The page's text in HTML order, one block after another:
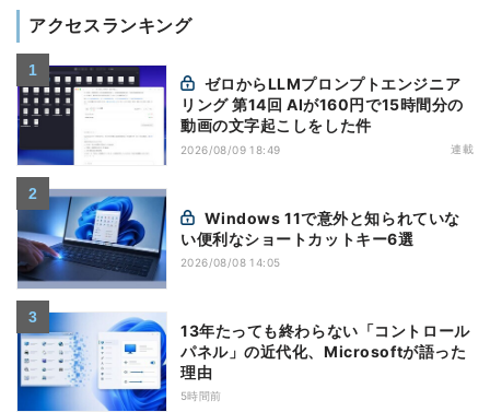
アクセスランキング
リング 第14回 AIが160円で15時間分の
動画の文字起こしをした件
2026/08/09 18:49 連載
い便利なショートカットキー6選
2026/08/08 14:05
13年たっても終わらない「コントロール
パネル」の近代化、Microsoftが語った
理由
5時間前